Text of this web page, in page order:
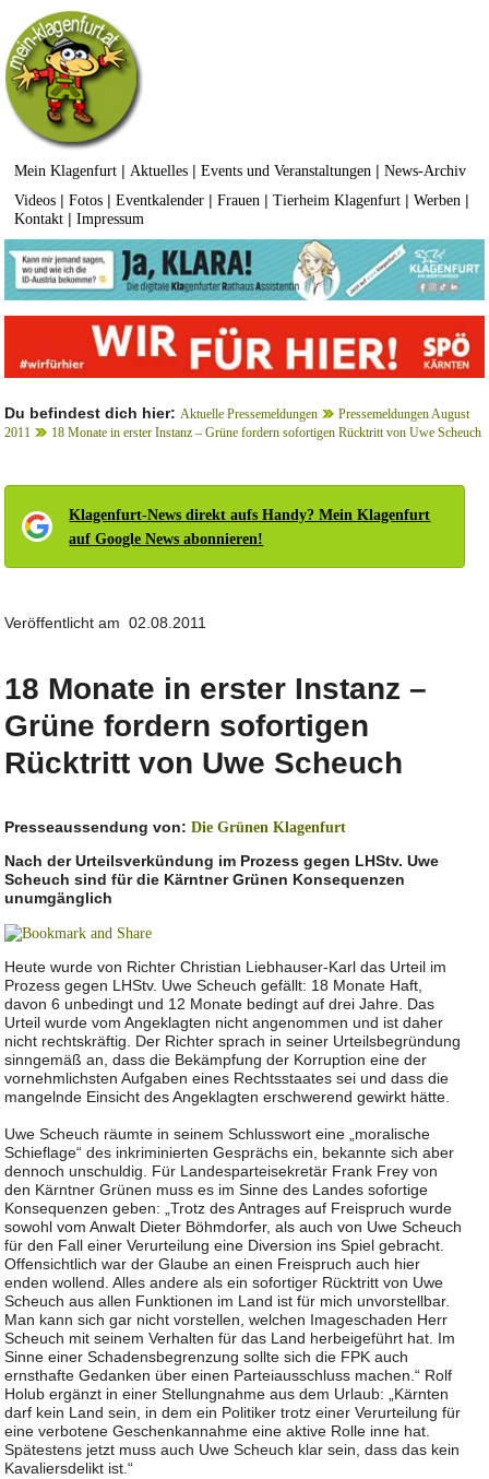
Mein Klagenfurt | Aktuelles |Events und Veranstaltungen |News-Archiv
Videos |Fotos |Eventkalender |Frauen |Tierheim Klagenfurt |Werben |
Kontakt |Impressum
Du befindest dich hier: Aktuelle Pressemeldungen
Pressemeldungen August
2011
18 Monate in erster Instanz – Grüne fordern sofortigen Rücktritt von Uwe Scheuch
Klagenfurt-News direkt aufs Handy? Mein Klagenfurt
auf Google News abonnieren!
Veröffentlicht am 02.08.2011
18 Monate in erster Instanz –
Grüne fordern sofortigen
Rücktritt von Uwe Scheuch
Presseaussendung von:Die Grünen Klagenfurt
Nach der Urteilsverkündung im Prozess gegen LHStv. Uwe
Scheuch sind für die Kärntner Grünen Konsequenzen
unumgänglich
Heute wurde von Richter Christian Liebhauser-Karl das Urteil im
Prozess gegen LHStv. Uwe Scheuch gefällt: 18 Monate Haft,
davon 6 unbedingt und 12 Monate bedingt auf drei Jahre. Das
Urteil wurde vom Angeklagten nicht angenommen und ist daher
nicht rechtskräftig. Der Richter sprach in seiner Urteilsbegründung
sinngemäß an, dass die Bekämpfung der Korruption eine der
vornehmlichsten Aufgaben eines Rechtsstaates sei und dass die
mangelnde Einsicht des Angeklagten erschwerend gewirkt hätte.
Uwe Scheuch räumte in seinem Schlusswort eine „moralische
Schieflage“ des inkriminierten Gesprächs ein, bekannte sich aber
dennoch unschuldig. Für Landesparteisekretär Frank Frey von
den Kärntner Grünen muss es im Sinne des Landes sofortige
Konsequenzen geben: „Trotz des Antrages auf Freispruch wurde
sowohl vom Anwalt Dieter Böhmdorfer, als auch von Uwe Scheuch
für den Fall einer Verurteilung eine Diversion ins Spiel gebracht.
Offensichtlich war der Glaube an einen Freispruch auch hier
enden wollend. Alles andere als ein sofortiger Rücktritt von Uwe
Scheuch aus allen Funktionen im Land ist für mich unvorstellbar.
Man kann sich gar nicht vorstellen, welchen Imageschaden Herr
Scheuch mit seinem Verhalten für das Land herbeigeführt hat. Im
Sinne einer Schadensbegrenzung sollte sich die FPK auch
ernsthafte Gedanken über einen Parteiausschluss machen.“ Rolf
Holub ergänzt in einer Stellungnahme aus dem Urlaub: „Kärnten
darf kein Land sein, in dem ein Politiker trotz einer Verurteilung für
eine verbotene Geschenkannahme eine aktive Rolle inne hat.
Spätestens jetzt muss auch Uwe Scheuch klar sein, dass das kein
Kavaliersdelikt ist.“